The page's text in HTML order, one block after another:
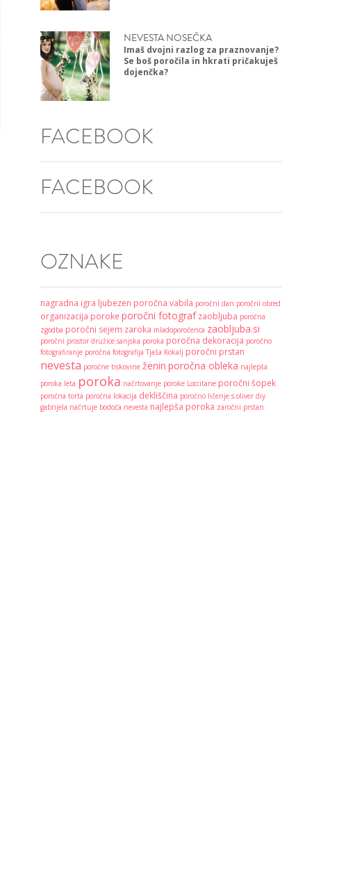
NEVESTA NOSEČKA
Imaš dvojni razlog za praznovanje?
Se boš poročila in hkrati pričakuješ
dojenčka?
FACEBOOK
FACEBOOK
OZNAKE
nagradna igra ljubezen poročna vabila poročni dan poročni obred
organizacija poroke poročni fotograf zaobljuba poročna
zgodba poročni sejem zaroka mladoporočenca zaobljuba.si
poročni prostor družice sanjska poroka poročna dekoracija poročno
fotografiranje poročna fotografija Tjaša Kokalj poročni prstan
nevesta poročne tiskovine ženin poročna obleka najlepša
poroka leta poroka načrtovanje poroke Loccitane poročni šopek
poročna torta poročna lokacija dekliščina poročno ličenje s.oliver diy
gabrijela načrtuje bodoča nevesta najlepša poroka zaročni prstan